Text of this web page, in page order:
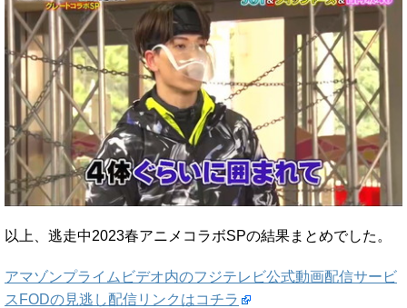
以上、逃走中2023春アニメコラボSPの結果まとめでした。
アマゾンプライムビデオ内のフジテレビ公式動画配信サービ
スFODの見逃し配信リンクはコチラ